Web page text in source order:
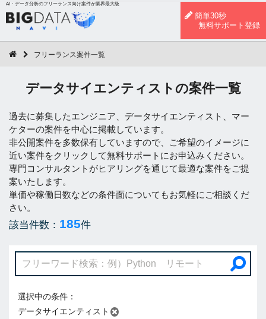
AI・データ分析のフリーランス向け案件が業界最大級
簡単30秒
無料サポート登録
フリーランス案件一覧
データサイエンティストの案件一覧
過去に募集したエンジニア、データサイエンティスト、マー
ケターの案件を中心に掲載しています。
非公開案件を多数保有していますので、ご希望のイメージに
近い案件をクリックして無料サポートにお申込みください。
専門コンサルタントがヒアリングを通じて最適な案件をご提
案いたします。
単価や稼働日数などの条件面についてもお気軽にご相談くだ
さい。
該当件数： 185件
選択中の条件：
データサイエンティスト